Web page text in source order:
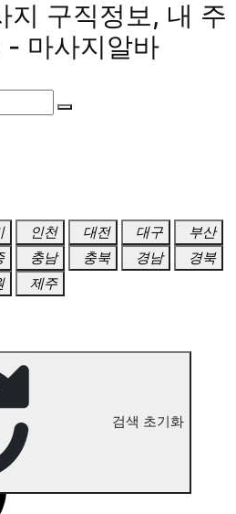
지 구직정보, 내 주
- 마사지알바
인천 대전 대구
부산
충남 충북 경남
경북
제주
검색 초기화